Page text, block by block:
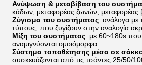
Ανύψωση & μεταβίβαση του
κάδων, μεταφορέας ζωνών, μεταφορέας
Ζύγισμα του συστήματος: ανάλογα με
τύπους, που ζυγίζουν στην αναλογία
Μίξη του συστήματος: με 60~180s που
αναμιγνύονται ομοιόμορφα
Σύστημα τοποθέτησης μέσα σε
συσκευάζονται από τις τσάντες 25/50/